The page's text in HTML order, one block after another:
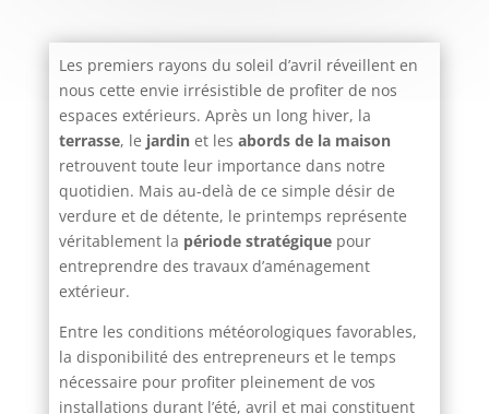
Les premiers rayons du soleil d’avril réveillent en
nous cette envie irrésistible de profiter de nos
espaces extérieurs. Après un long hiver, la
terrasse, le jardinet les abords de la maison
retrouvent toute leur importance dans notre
quotidien. Mais au-delà de ce simple désir de
verdure et de détente, le printemps représente
véritablement la période stratégiquepour
entreprendre des travaux d’aménagement
extérieur.
Entre les conditions météorologiques favorables,
la disponibilité des entrepreneurs et le temps
nécessaire pour profiter pleinement de vos
installations durant l’été, avril et mai constituent